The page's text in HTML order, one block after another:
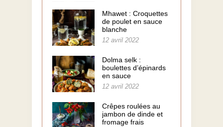
Mhawet : Croquettes
de poulet en sauce
blanche
12 avril 2022
Dolma selk :
boulettes d’épinards
en sauce
12 avril 2022
Crêpes roulées au
jambon de dinde et
fromage frais